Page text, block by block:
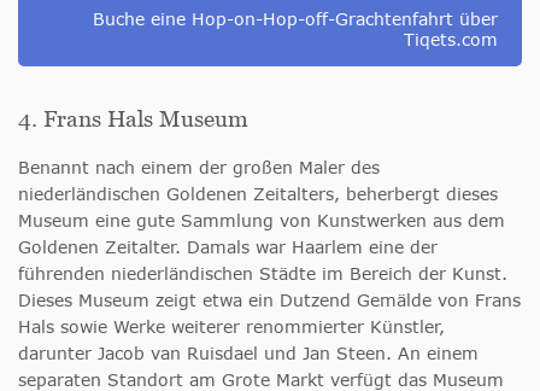
Buche eine Hop-on-Hop-off-Grachtenfahrt über
Tiqets.com
4. Frans Hals Museum
Benannt nach einem der großen Maler des
niederländischen Goldenen Zeitalters, beherbergt dieses
Museum eine gute Sammlung von Kunstwerken aus dem
Goldenen Zeitalter. Damals war Haarlem eine der
führenden niederländischen Städte im Bereich der Kunst.
Dieses Museum zeigt etwa ein Dutzend Gemälde von Frans
Hals sowie Werke weiterer renommierter Künstler,
darunter Jacob van Ruisdael und Jan Steen. An einem
separaten Standort am Grote Markt verfügt das Museum